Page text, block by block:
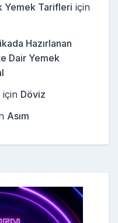
Yemek Tarifleri için
Hazırlanan
Dair Yemek
için Döviz
Asım